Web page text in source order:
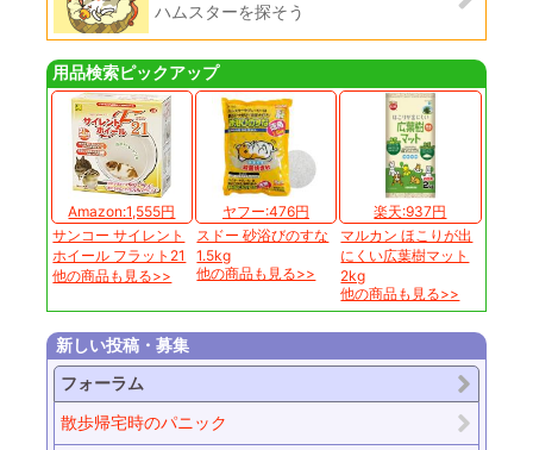
ハムスターを探そう
用品検索ピックアップ
Amazon:1,555円
サンコー サイレント
ホイール フラット21
他の商品も見る>>
ヤフー:476円
スドー 砂浴びのすな
1.5kg
他の商品も見る>>
楽天:937円
マルカン ほこりが出
にくい広葉樹マット
2kg
他の商品も見る>>
新しい投稿・募集
フォーラム
散歩帰宅時のパニック